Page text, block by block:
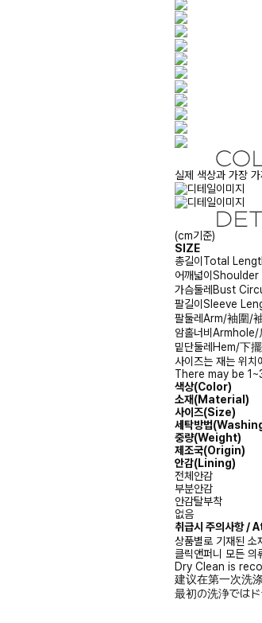
실제 색상과 가장
(cm기준)
SIZE
총길이 Total
어깨넓이 Shoulder
가슴둘레 Bust
팔길이 Sleeve
팔둘레Arm/袖圍/
암홀너비 Armhole/
밑단둘레 Hem/下
사이즈는 재는 위
There may be
색상(Color)
소재(Material)
사이즈(Size)
세탁방법
중량(Weight)
제조국(Origin)
안감(Lining)
전체안감
부분안감
안감탈부착
없음
취급시 주의사항
상품별로 기재된 소
클릭앤퍼니 모든 의
Dry Clean is
建议在第一次洗
最初の洗浄ではド